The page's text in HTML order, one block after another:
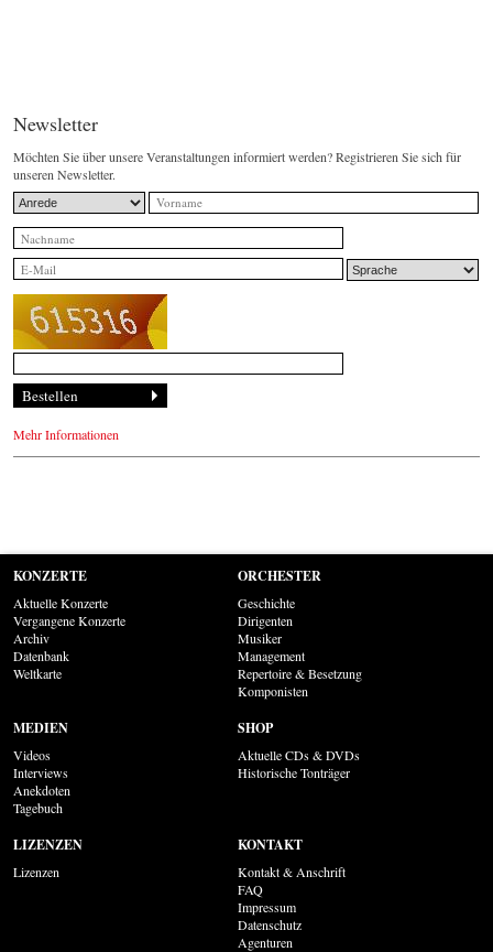
Newsletter
Möchten Sie über unsere Veranstaltungen informiert werden? Registrieren Sie sich für
unseren Newsletter.
Mehr Informationen
KONZERTE
Aktuelle Konzerte
Vergangene Konzerte
Archiv
Datenbank
Weltkarte
ORCHESTER
Geschichte
Dirigenten
Musiker
Management
Repertoire & Besetzung
Komponisten
MEDIEN
Videos
Interviews
Anekdoten
Tagebuch
SHOP
Aktuelle CDs & DVDs
Historische Tonträger
LIZENZEN
Lizenzen
KONTAKT
Kontakt & Anschrift
FAQ
Impressum
Datenschutz
Agenturen